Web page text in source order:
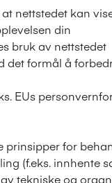
nettstedet kan
din
bruk av nettstedet
formål å
EUs
prinsipper for
(f.eks. innhente
tekniske og